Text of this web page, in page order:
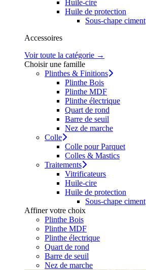
Huile-cire
Huile de protection
Sous-chape ciment
Accessoires
Voir toute la catégorie →
Choisir une famille
Plinthes & Finitions
Plinthe Bois
Plinthe MDF
Plinthe électrique
Quart de rond
Barre de seuil
Nez de marche
Colle
Colle pour Parquet
Colles & Mastics
Traitements
Vitrificateurs
Huile-cire
Huile de protection
Sous-chape ciment
Affiner votre choix
Plinthe Bois
Plinthe MDF
Plinthe électrique
Quart de rond
Barre de seuil
Nez de marche